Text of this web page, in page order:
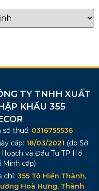
TY TNHH XUẤT
KHẨU 355
số thuế: 0316755536
cấp: 18/03/2021 (do Sở
Hoạch và Đầu Tư TP Hồ
Minh cấp)
chỉ: 355 Tô Hiến Thành,
Hoà Hưng, Thành